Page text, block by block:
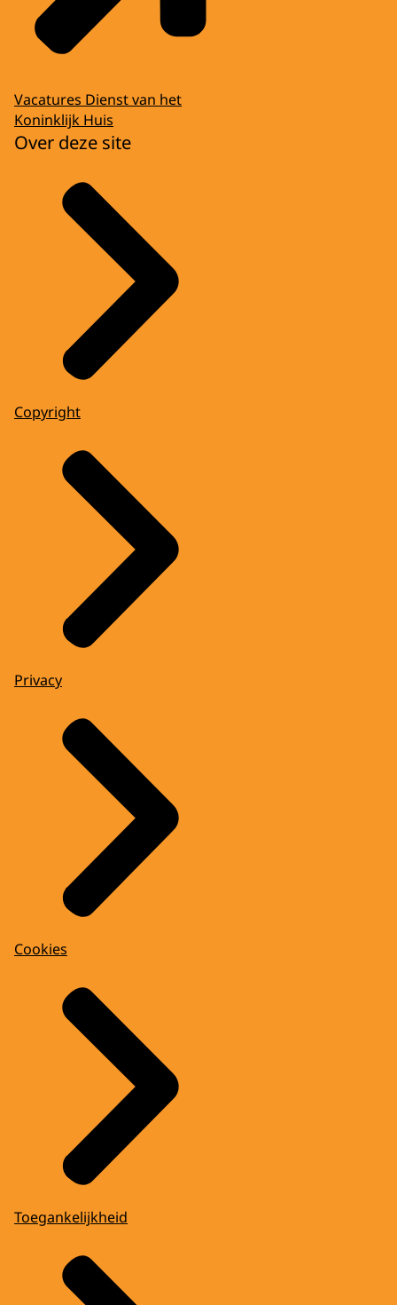
Vacatures Dienst van het
Koninklijk Huis
Over deze site
Copyright
Privacy
Cookies
Toegankelijkheid